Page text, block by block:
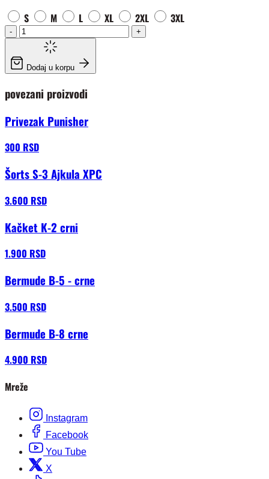
S M L XL 2XL 3XL
- +
Dodaj u korpu
povezani proizvodi
Privezak Punisher
300 RSD
Šorts S-3 Ajkula XPC
3.600 RSD
Kačket K-2 crni
1.900 RSD
Bermude B-5 - crne
3.500 RSD
Bermude B-8 crne
4.900 RSD
Mreže
Instagram
Facebook
You Tube
X